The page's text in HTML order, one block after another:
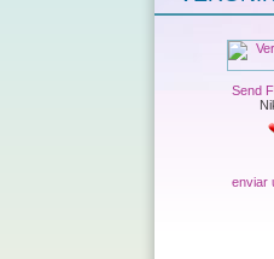
Send
enviar